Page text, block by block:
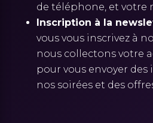
de téléphone, et votre
Inscription à la
vous vous inscrivez à
nous collectons votre
pour vous envoyer
nos soirées et des